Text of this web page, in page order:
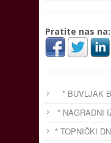
Pratite nas na:
* BUVLJAK
* NAGRADNI
* TOPNIČKI